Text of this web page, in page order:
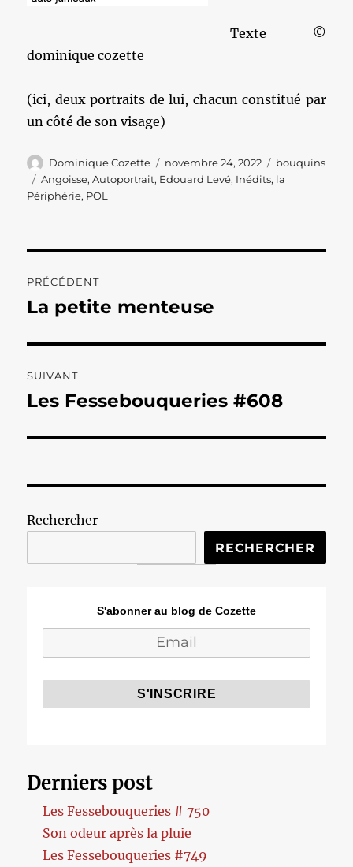
Texte ©
dominique cozette
(ici, deux portraits de lui, chacun constitué par
un côté de son visage)
Auteur
Dominique Cozette
Publié
le
novembre 24, 2022 Catégories
bouquins
Étiquettes
Angoisse,Autoportrait, Edouard Levé, Inédits, la
Périphérie, POL
de
PRÉCÉDENT
Publication
La petite menteuse
SUIVANT
Publication
Les Fessebouqueries #608
Rechercher
RECHERCHER
S'abonner au blog de Cozette
Derniers post
Les Fessebouqueries # 750
Son odeur après la pluie
Les Fessebouqueries #749